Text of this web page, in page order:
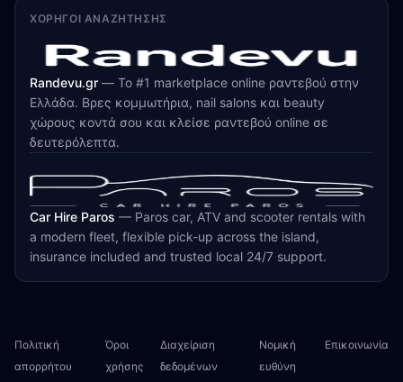
ΧΟΡΗΓΟΊ ΑΝΑΖΉΤΗΣΗΣ
Randevu.gr — Το #1 marketplace online ραντεβού στην
Ελλάδα. Βρες κομμωτήρια, nail salons και beauty
χώρους κοντά σου και κλείσε ραντεβού online σε
δευτερόλεπτα.
Car Hire Paros — Paros car, ATV and scooter rentals with
a modern fleet, flexible pick-up across the island,
insurance included and trusted local 24/7 support.
Πολιτική
απορρήτου
Όροι
χρήσης
Διαχείριση
δεδομένων
Νομική
ευθύνη
Επικοινωνία